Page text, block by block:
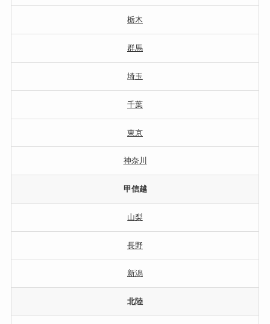
栃木
群馬
埼玉
千葉
東京
神奈川
甲信越
山梨
長野
新潟
北陸